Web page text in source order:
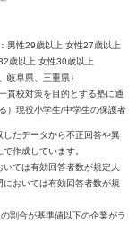
男性29歳以上 女性27歳以上
歳以上 女性30歳以上
岐阜県、三重県）
貫校対策を目的とする塾に通
）現役小学生/中学生の保護者
たデータから不正回答や異
作成しています。
ては有効回答者数が規定人
おいては有効回答者数が規
割合が基準値以下の企業がラ